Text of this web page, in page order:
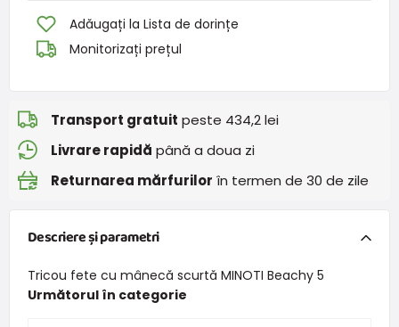
Adăugați la Lista de dorințe
Monitorizați prețul
Transport gratuit peste 434,2 lei
Livrare rapidă până a doua zi
Returnarea mărfurilor în termen de 30 de zile
Descriere și parametri
Tricou fete cu mânecă scurtă MINOTI Beachy 5
Următorul în categorie